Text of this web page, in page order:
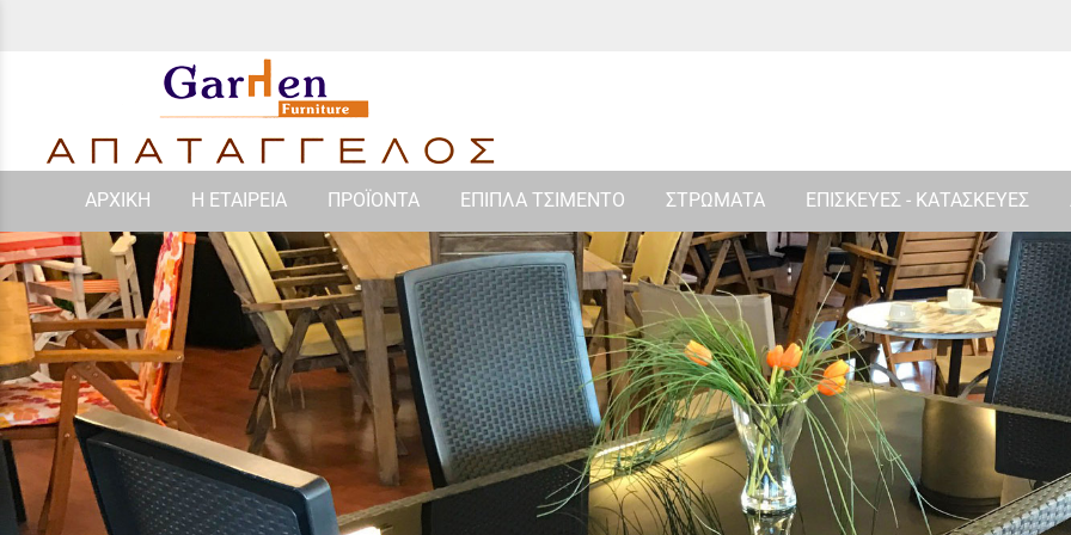
ΑΡΧΙΚΗ Η ΕΤΑΙΡΕΙΑ ΠΡΟΪΟΝΤΑ ΕΠΙΠΛΑ ΤΣΙΜΕΝΤΟ ΣΤΡΩΜΑΤΑ ΕΠΙΣΚΕΥΕΣ - ΚΑΤΑΣΚΕΥΕΣ